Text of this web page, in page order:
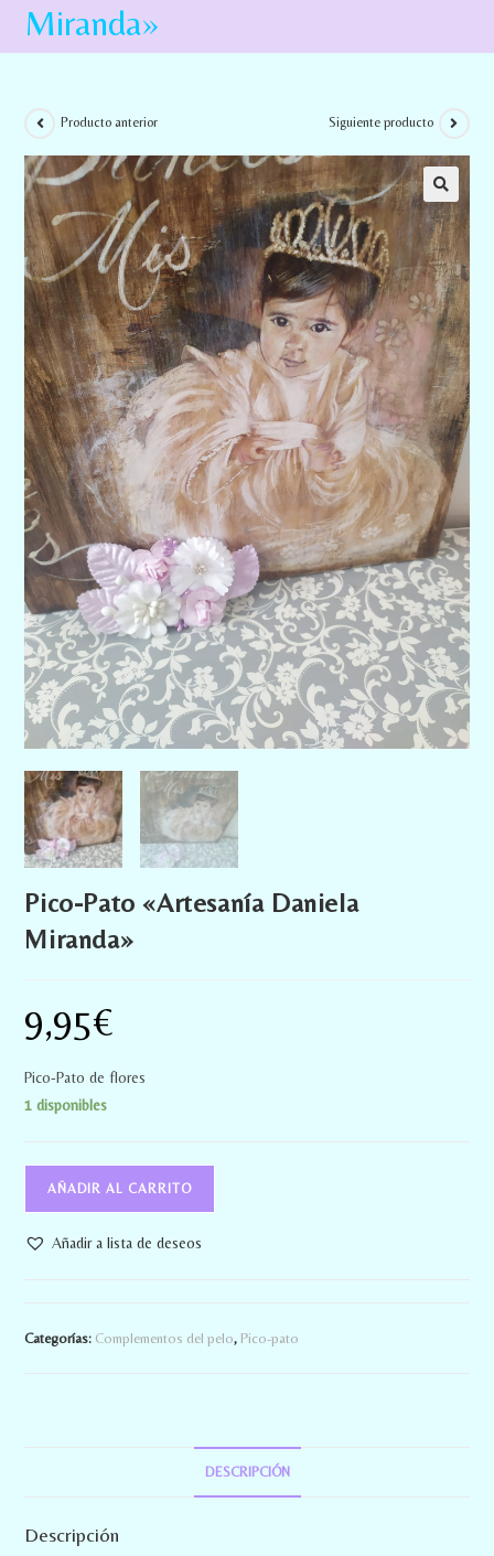
Miranda»
Producto anterior Siguiente producto
Pico-Pato «Artesanía Daniela
Miranda»
9,95€
Pico-Pato de flores
1 disponibles
AÑADIR AL CARRITO
Añadir a lista de deseos
Categorías: Complementos del pelo, Pico-pato
DESCRIPCIÓN
Descripción